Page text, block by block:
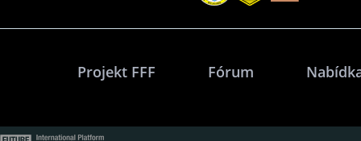
Projekt FFF Fórum